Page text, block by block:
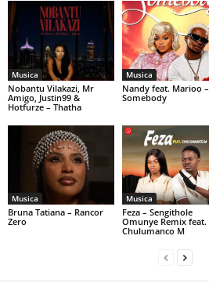
Musica
Nobantu Vilakazi, Mr
Amigo, Justin99 &
Hotfurze – Thatha
Musica
Nandy feat. Marioo –
Somebody
Musica
Bruna Tatiana – Rancor
Zero
Musica
Feza – Sengithole
Omunye Remix feat.
Chulumanco M